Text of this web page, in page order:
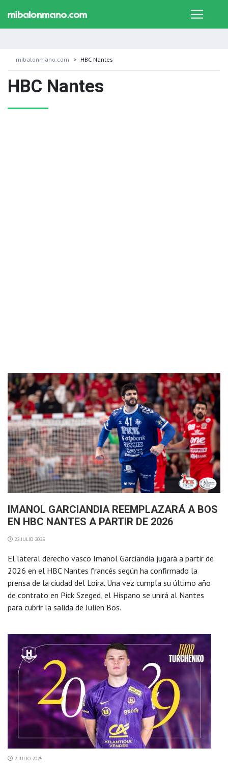
mibalonmano.com HBC Nantes
HBC Nantes
IMANOL GARCIANDIA REEMPLAZARÁ A BOS
EN HBC NANTES A PARTIR DE 2026
22 JULIO 2025
El lateral derecho vasco Imanol Garciandia jugará a partir de
2026 en el HBC Nantes francés según ha confirmado la
prensa de la ciudad del Loira. Una vez cumpla su último año
de contrato en Pick Szeged, el Hispano se unirá al Nantes
para cubrir la salida de Julien Bos.
2 JULIO 2025